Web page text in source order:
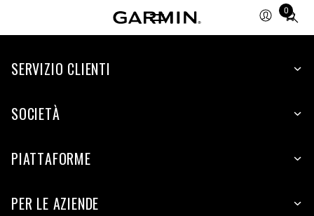
0
Total
SERVIZIO CLIENTI
SOCIETÀ
PIATTAFORME
PER LE AZIENDE